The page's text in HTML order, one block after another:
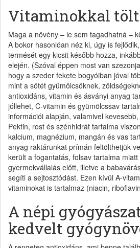
Vitaminokkal
Maga a növény – le sem tagadhatná –
A bokor hasonlóan néz ki, úgy is
termését egy kicsit később hozza,
elején. (Szóval éppen most van
hogy a szeder fekete bogyóiban jóval
mint a sötét gyümölcsöknek,
antioxidáns, vitamin és ásványi anyag
jóllehet, C-vitamin és gyümölcssav
információi alapján, valamivel
Pektin, rost és szénhidrát tartalma
kalcium, magnézium, mangán és vas
anyag raktárunkat prímán feltölthetjük
került a fogantatás, folsav tartalma
gyermekvállalás előtt, illetve a
segíti a sejtosztódást. Ezen kívül A-
vitaminokat is tartalmaz (niacin,
A népi
kedvelt